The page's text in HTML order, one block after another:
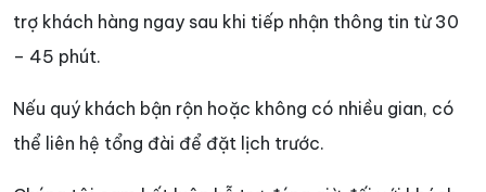
trợ khách hàng ngay sau khi tiếp nhận thông tin từ 30
– 45 phút.
Nếu quý khách bận rộn hoặc không có nhiều gian, có
thể liên hệ tổng đài để đặt lịch trước.